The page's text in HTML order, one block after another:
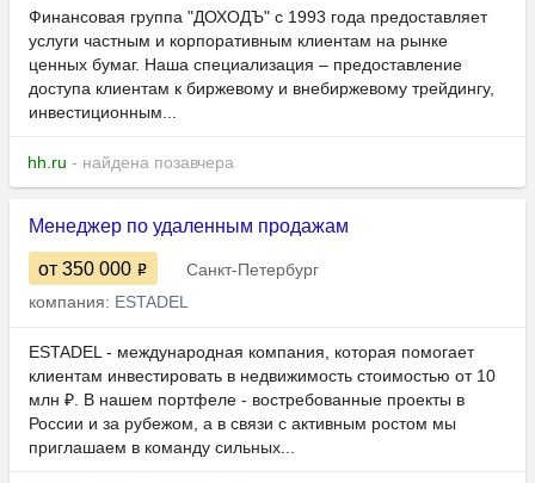
Финансовая группа "ДОХОДЪ" с 1993 года предоставляет
услуги частным и корпоративным клиентам на рынке
ценных бумаг. Наша специализация – предоставление
доступа клиентам к биржевому и внебиржевому трейдингу,
инвестиционным...
hh.ru - найдена позавчера
Менеджер по удаленным продажам
от 350 000
Санкт-Петербург
компания: ESTADEL
ESTADEL - международная компания, которая помогает
клиентам инвестировать в недвижимость стоимостью от 10
млн ₽. В нашем портфеле - востребованные проекты в
России и за рубежом, а в связи с активным ростом мы
приглашаем в команду сильных...